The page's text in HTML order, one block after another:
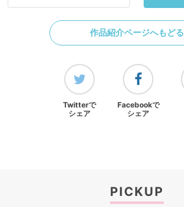
作品紹介ページへもどる
Twitterで
シェア
Facebookで
シェア
PICKUP